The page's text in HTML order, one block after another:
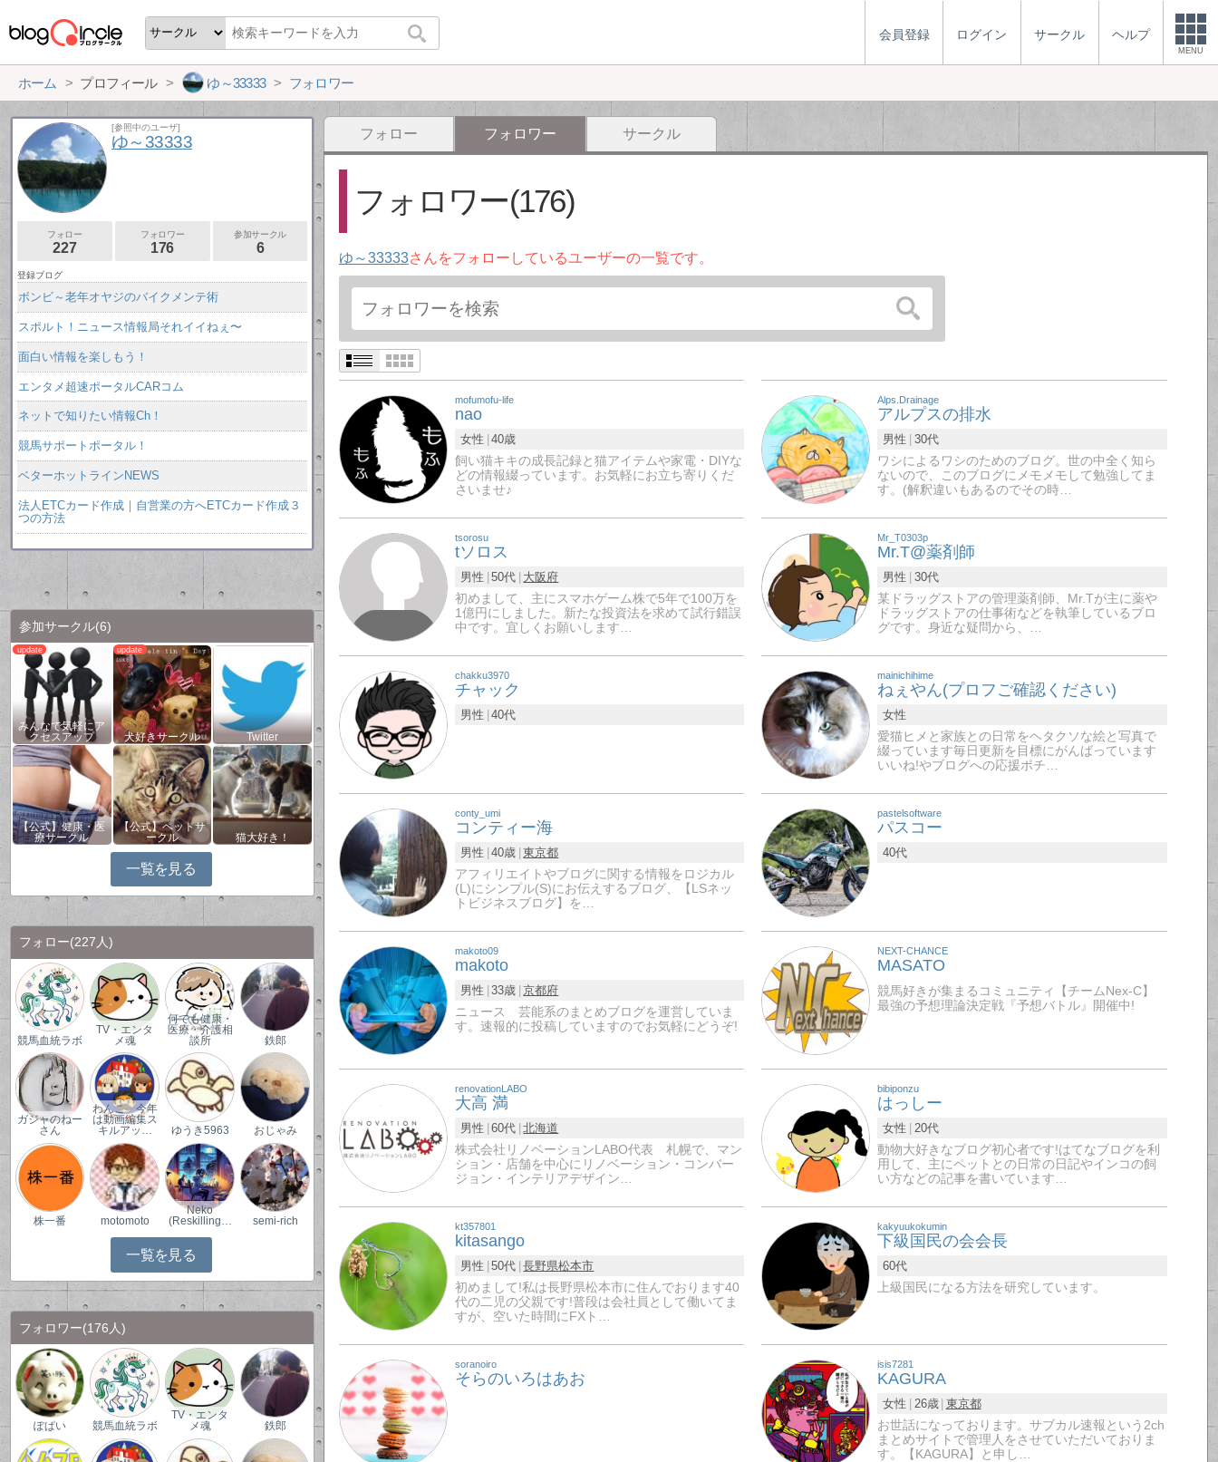
会員登録 ログイン サークル ヘルプ
MENU
ホーム プロフィール ゆ～33333 フォロワー
フォロー フォロワー サークル
フォロワー(176)
ゆ～33333さんをフォローしているユーザーの一覧です。
mofumofu-life
nao
女性
40歳
飼い猫キキの成長記録と猫アイテムや家電・DIYな
どの情報綴っています。お気軽にお立ち寄りくだ
さいませ♪
Alps.Drainage
アルプスの排水
男性
30代
ワシによるワシのためのブログ。世の中全く知ら
ないので、このブログにメモメモして勉強してま
す。(解釈違いもあるのでその時…
tsorosu
tソロス
男性 50代 大阪府
初めまして、主にスマホゲーム株で5年で100万を
1億円にしました。新たな投資法を求めて試行錯誤
中です。宜しくお願いします…
Mr_T0303p
Mr.T@薬剤師
男性
30代
某ドラッグストアの管理薬剤師、Mr.Tが主に薬や
ドラッグストアの仕事術などを執筆しているブロ
グです。身近な疑問から、…
chakku3970
チャック
男性 40代
mainichihime
ねぇやん(プロフご確認ください)
女性
愛猫ヒメと家族との日常をヘタクソな絵と写真で
綴っています毎日更新を目標にがんばっています
いいね!やブログへの応援ポチ…
conty_umi
コンティー海
男性 40歳 東京都
アフィリエイトやブログに関する情報をロジカル
(L)にシンプル(S)にお伝えするブログ、【LSネッ
トビジネスブログ】を…
pastelsoftware
パスコー
40代
makoto09
makoto
男性 33歳 京都府
ニュース 芸能系のまとめブログを運営していま
す。速報的に投稿していますのでお気軽にどうぞ!
NEXT-CHANCE
MASATO
競馬好きが集まるコミュニティ【チームNex-C】
最強の予想理論決定戦『予想バトル』開催中!
renovationLABO
大高 満
男性 60代 北海道
株式会社リノベーションLABO代表 札幌で、マン
ション・店舗を中心にリノベーション・コンバー
ジョン・インテリアデザイン…
bibiponzu
はっしー
女性
20代
動物大好きなブログ初心者です!はてなブログを利
用して、主にペットとの日常の日記やインコの飼
い方などの記事を書いています…
kt357801
kitasango
男性 50代 長野県松本市
初めまして!私は長野県松本市に住んでおります40
代の二児の父親です!普段は会社員として働いてま
すが、空いた時間にFXト…
kakyuukokumin
下級国民の会会長
60代
上級国民になる方法を研究しています。
soranoiro
そらのいろはあお
isis7281
KAGURA
女性 26歳 東京都
お世話になっております。サブカル速報という2ch
まとめサイトで管理人をさせていただいておりま
す。【KAGURA】と申し…
[参照中のユーザ]
ゆ～33333
フォロー
227
フォロワー
176
参加サークル
6
登録ブログ
ボンビ～老年オヤジのバイクメンテ術
スポルト！ニュース情報局それイイねぇ〜
面白い情報を楽しもう！
エンタメ超速ポータルCARコム
ネットで知りたい情報Ch！
競馬サポートポータル！
ベターホットラインNEWS
法人ETCカード作成｜自営業の方へETCカード作成３
つの方法
参加サークル(6)
みんなで気軽にア
クセスアップ
犬好きサークル Twitter
【公式】健康・医
療サークル
【公式】ペットサ
ークル
猫大好き！
一覧を見る
フォロー(227人)
競馬血統ラボ
TV・エンタ
メ魂
何でも健康・
医療・介護相
談所
鉄郎
ガジャのねー
さん
わんこ 今年
は動画編集ス
キルアッ…
ゆうき5963 おじゃみ
株一番 motomoto
Neko
(Reskilling…
semi-rich
一覧を見る
フォロワー(176人)
ぽぱい 競馬血統ラボ
TV・エンタ
メ魂
鉄郎